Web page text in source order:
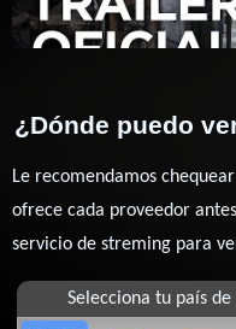
¿Dónde puedo
Le recomendamos
ofrece cada proveedor
servicio de streming para
Selecciona tu país de